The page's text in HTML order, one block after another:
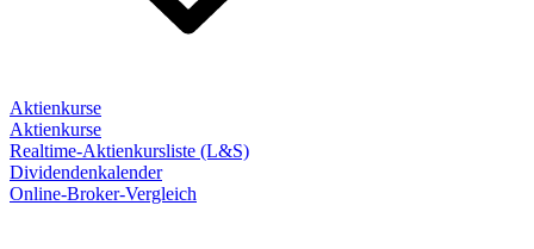
Aktienkurse
Aktienkurse
Realtime-Aktienkursliste (L&S)
Dividendenkalender
Online-Broker-Vergleich